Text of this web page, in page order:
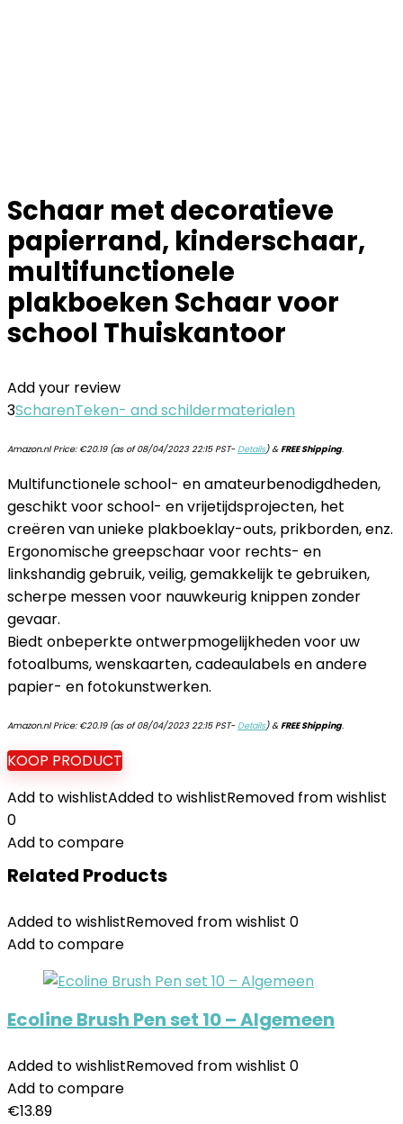
Schaar met decoratieve
papierrand, kinderschaar,
multifunctionele
plakboeken Schaar voor
school Thuiskantoor
Add your review
3ScharenTeken- and schildermaterialen
Amazon.nl Price: €20.19(as of 08/04/2023 22:15 PST-Details)&FREE Shipping.
Multifunctionele school- en amateurbenodigdheden,
geschikt voor school- en vrijetijdsprojecten, het
creëren van unieke plakboeklay-outs, prikborden, enz.
Ergonomische greepschaar voor rechts- en
linkshandig gebruik, veilig, gemakkelijk te gebruiken,
scherpe messen voor nauwkeurig knippen zonder
gevaar.
Biedt onbeperkte ontwerpmogelijkheden voor uw
fotoalbums, wenskaarten, cadeaulabels en andere
papier- en fotokunstwerken.
Amazon.nl Price: €20.19(as of 08/04/2023 22:15 PST-Details)&FREE Shipping.
KOOP PRODUCT
Add to wishlistAdded to wishlistRemoved from wishlist
0
Add to compare
Related Products
Added to wishlistRemoved from wishlist 0
Add to compare
Ecoline Brush Pen set 10 – Algemeen
Added to wishlistRemoved from wishlist 0
Add to compare
€13.89